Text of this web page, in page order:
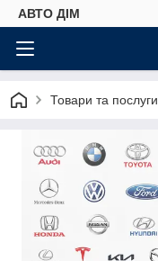
АВТО ДIМ
Товари та послуги